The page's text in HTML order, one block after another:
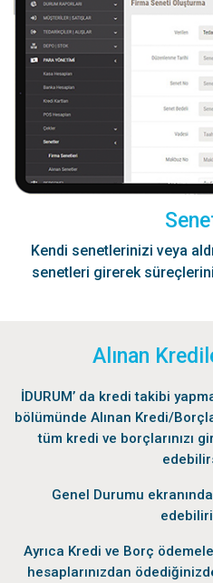
Kendi senetlerinizi veya
senetleri girerek
Alınan
İDURUM’ da kredi takibi
bölümünde Alınan Kredi/
tüm kredi ve borçlarınızı
Genel Durumu
Ayrıca Kredi ve Borç
hesaplarınızdan